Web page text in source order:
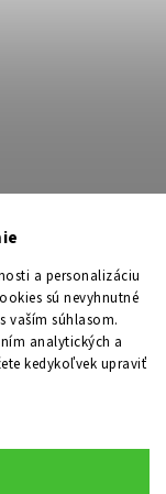
a personalizáciu
sú nevyhnutné
vaším súhlasom.
analytických a
kedykoľvek upraviť